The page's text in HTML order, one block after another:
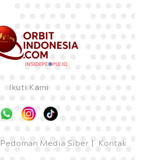
Ikuti Kami
Pedoman Media Siber Kontak